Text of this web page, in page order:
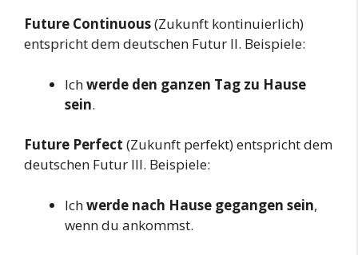
Future Continuous(Zukunft kontinuierlich)
entspricht dem deutschen Futur II. Beispiele:
Ichwerde den ganzen Tag zu Hause
sein.
Future Perfect (Zukunft perfekt) entspricht dem
deutschen Futur III. Beispiele:
Ichwerde nach Hause gegangen sein,
wenn du ankommst.